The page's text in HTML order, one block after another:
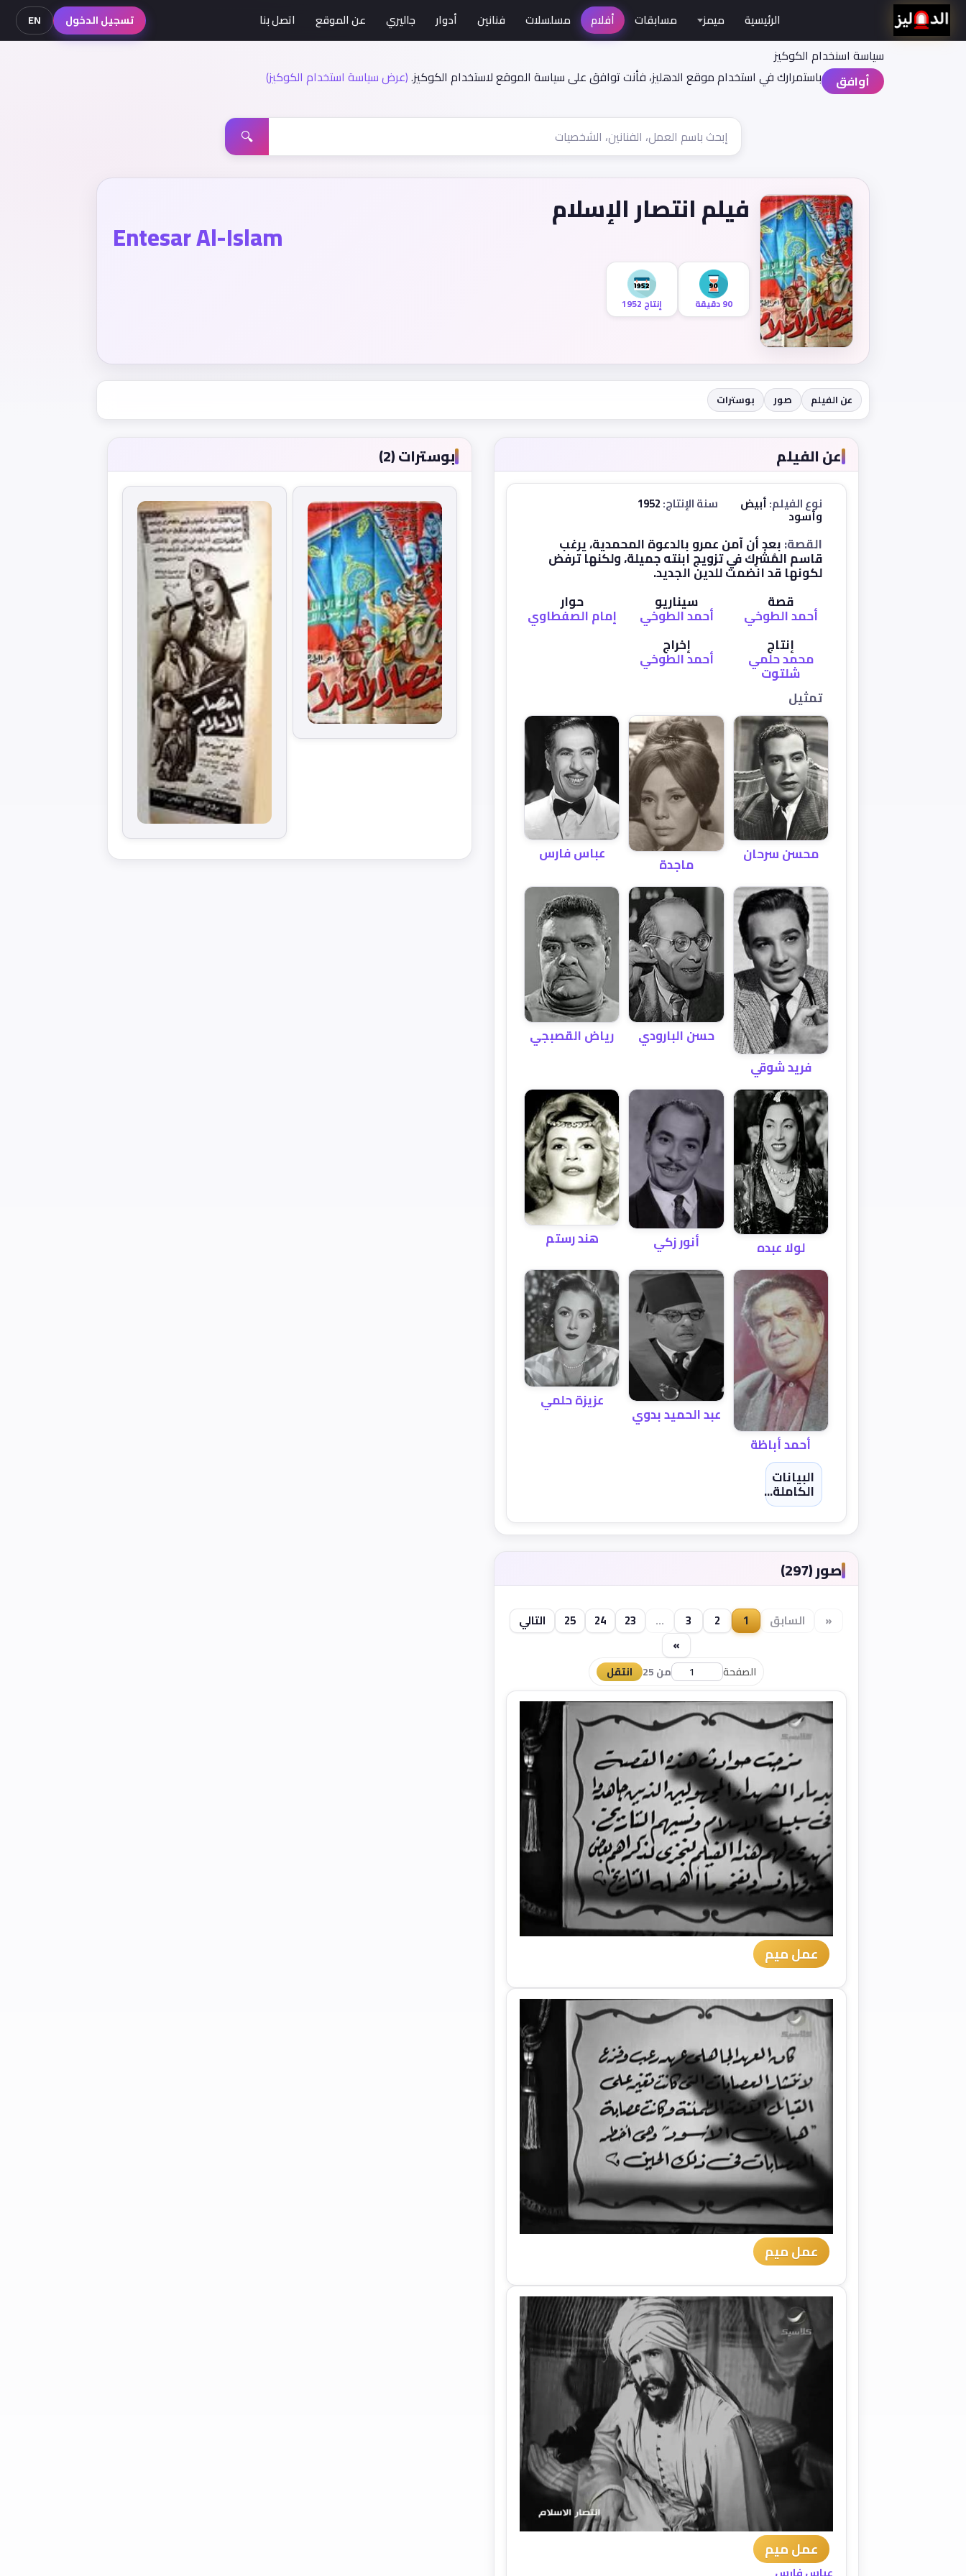
سياسة اسنخدام الكوكيز
أوافق
باستمرارك في استخدام موقع الدهليز، فأنت توافق على سياسة الموقع لاستخدام الكوكيز.(عرض سياسة استخدام الكوكيز)
الرئيسية ميمز مسابقات أفلام مسلسلات فنانين أدوار جاليري عن الموقع اتصل بنا تسجيل الدخول EN
🔍
فيلم انتصار الإسلام
Entesar Al-Islam
90 دقيقة إنتاج 1952
عن الفيلم صور بوسترات
عن الفيلم
نوع الفيلم:أبيض
وأسود
سنة الإنتاج:
القصة:بعد أن آمن عمرو بالدعوة المحمدية، يرغب
قاسم المُشْرِك في تزويج ابنته جميلة، ولكنها ترفض
لكونها قد انضمت للدين الجديد.
قصة
أحمد الطوخي
سيناريو
أحمد الطوخي
حوار
إمام الصفطاوي
إنتاج
محمد حلمي
شلتوت
إخراج
أحمد الطوخي
تمثيل
محسن سرحان ماجدة عباس فارس
فريد شوقي
حسن البارودي رياض القصبجي
لولا عبده أنور زكي هند رستم
أحمد أباظة
عبد الحميد بدوي
عزيزة حلمي
البيانات
الكاملة...
صور (297)
« السابق 1
2
3
...
23
24
25
التالي
»
الصفحة من 25 انتقل
عمل ميم
عمل ميم
عمل ميم
بوسترات (2)